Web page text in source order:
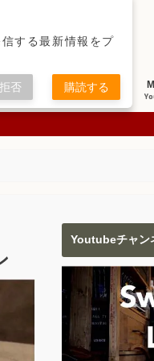
色落ち研究
STUDY ABOUT JEANS
Youtubeチャン
する最新情報をプ
拒否 購読する